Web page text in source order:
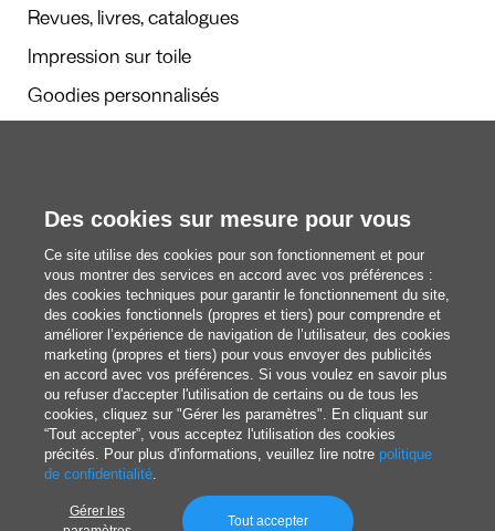
Revues, livres, catalogues
Impression sur toile
Goodies personnalisés
Nous découvrir
blog@pixartprinting.com
Politique de Confidentialité
Des cookies sur mesure pour vous
Ce site utilise des cookies pour son fonctionnement et pour
vous montrer des services en accord avec vos préférences :
des cookies techniques pour garantir le fonctionnement du site,
des cookies fonctionnels (propres et tiers) pour comprendre et
améliorer l’expérience de navigation de l’utilisateur, des cookies
marketing (propres et tiers) pour vous envoyer des publicités
en accord avec vos préférences. Si vous voulez en savoir plus
ou refuser d'accepter l'utilisation de certains ou de tous les
cookies, cliquez sur "Gérer les paramètres". En cliquant sur
“Tout accepter”, vous acceptez l'utilisation des cookies
précités. Pour plus d'informations, veuillez lire notre politique
de confidentialité.
Gérer les
Tout accepter